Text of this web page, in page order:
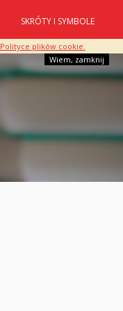
Polityce plików cookie.
Wiem, zamknij
SKRÓTY I SYMBOLE